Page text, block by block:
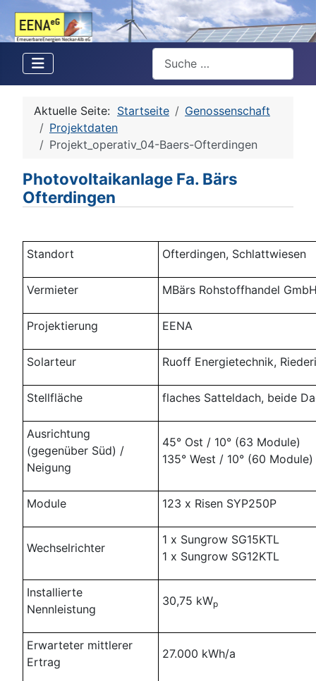
Suchen
Aktuelle Seite: Startseite
Genossenschaft
Projektdaten
Projekt_operativ_04-Baers-Ofterdingen
Photovoltaikanlage Fa. Bärs
Ofterdingen
Standort Ofterdingen, Schlattwiesen
Vermieter MBärs Rohstoffhandel
Projektierung EENA
Solarteur Ruoff Energietechnik,
Stellfläche flaches Satteldach, beide
Ausrichtung
(gegenüber Süd) /
Neigung
45° Ost / 10° (63 Module)
135° West / 10° (60 Module)
Module 123 x Risen SYP250P
Wechselrichter
1 x Sungrow SG15KTL
1 x Sungrow SG12KTL
Installierte
Nennleistung
30,75 kWp
Erwarteter mittlerer
Ertrag
27.000 kWh/a